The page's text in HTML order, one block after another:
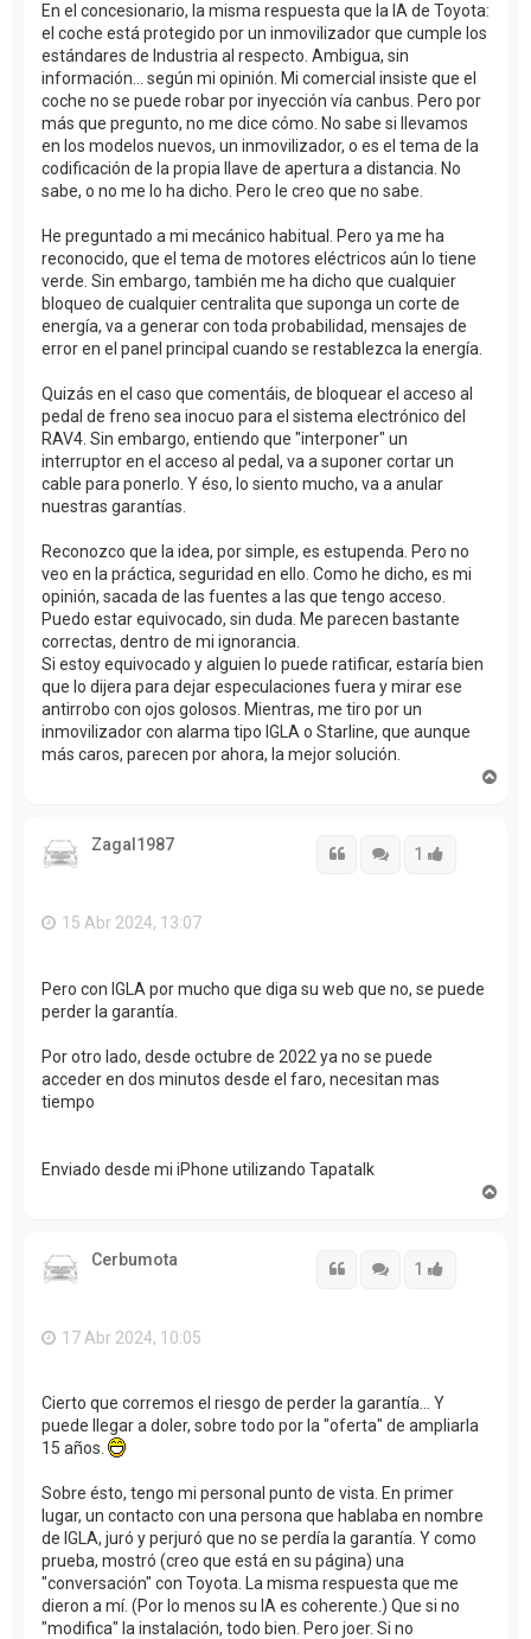
En el concesionario, la misma respuesta que la IA de Toyota:
el coche está protegido por un inmovilizador que cumple los
estándares de Industria al respecto. Ambigua, sin
información... según mi opinión. Mi comercial insiste que el
coche no se puede robar por inyección vía canbus. Pero por
más que pregunto, no me dice cómo. No sabe si llevamos
en los modelos nuevos, un inmovilizador, o es el tema de la
codificación de la propia llave de apertura a distancia. No
sabe, o no me lo ha dicho. Pero le creo que no sabe.
He preguntado a mi mecánico habitual. Pero ya me ha
reconocido, que el tema de motores eléctricos aún lo tiene
verde. Sin embargo, también me ha dicho que cualquier
bloqueo de cualquier centralita que suponga un corte de
energía, va a generar con toda probabilidad, mensajes de
error en el panel principal cuando se restablezca la energía.
Quizás en el caso que comentáis, de bloquear el acceso al
pedal de freno sea inocuo para el sistema electrónico del
RAV4. Sin embargo, entiendo que "interponer" un
interruptor en el acceso al pedal, va a suponer cortar un
cable para ponerlo. Y éso, lo siento mucho, va a anular
nuestras garantías.
Reconozco que la idea, por simple, es estupenda. Pero no
veo en la práctica, seguridad en ello. Como he dicho, es mi
opinión, sacada de las fuentes a las que tengo acceso.
Puedo estar equivocado, sin duda. Me parecen bastante
correctas, dentro de mi ignorancia.
Si estoy equivocado y alguien lo puede ratificar, estaría bien
que lo dijera para dejar especulaciones fuera y mirar ese
antirrobo con ojos golosos. Mientras, me tiro por un
inmovilizador con alarma tipo IGLA o Starline, que aunque
más caros, parecen por ahora, la mejor solución.
Zagal1987 Citar 1
Citar
15 Abr 2024, 13:07
Pero con IGLA por mucho que diga su web que no, se puede
perder la garantía.
Por otro lado, desde octubre de 2022 ya no se puede
acceder en dos minutos desde el faro, necesitan mas
tiempo
Enviado desde mi iPhone utilizando Tapatalk
Cerbumota Citar 1
Citar
17 Abr 2024, 10:05
Cierto que corremos el riesgo de perder la garantía... Y
puede llegar a doler, sobre todo por la "oferta" de ampliarla
15 años.
Sobre ésto, tengo mi personal punto de vista. En primer
lugar, un contacto con una persona que hablaba en nombre
de IGLA, juró y perjuró que no se perdía la garantía. Y como
prueba, mostró (creo que está en su página) una
"conversación" con Toyota. La misma respuesta que me
dieron a mí. (Por lo menos su IA es coherente.) Que si no
"modifica" la instalación, todo bien. Pero joer. Si no